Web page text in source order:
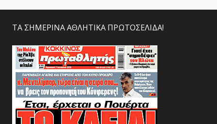
ΤΑ ΣΗΜΕΡΙΝΑ ΑΘΛΗΤΙΚΑ ΠΡΩΤΟΣΕΛΙΔΑ!